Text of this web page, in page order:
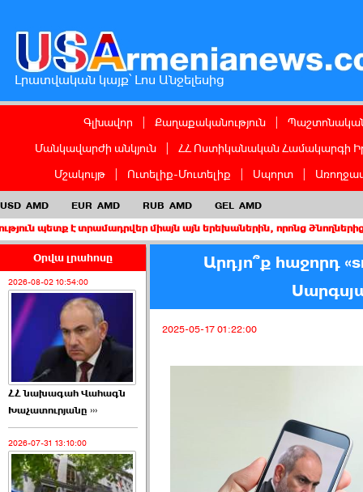
Լրատվական կայք՝ Լոս Անջելեսից
Գլխավոր Քաղաքականություն
Մանկավարժի անկյուն
ՀՀ Ոստիկանական Համակարգի
Մշակույթ
Ուտելիք-Մուտելիք Սպորտ
USD AMD EUR AMD RUB AMD GEL AMD
է տրամադրվեր միայն այն երեխաներին, որոնց ծնողներից
Օրվա լրահոսը
2026-08-02 10:54:00
ՀՀ նախագահ Վահագն
Խաչատուրյանը ›››
2026-07-31 13:10:00
Արդյո՞ք հաջորդ
2025-05-17 01:22:00